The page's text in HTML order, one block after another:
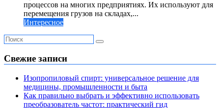
процессов на многих предприятиях. Их используют для
перемещения грузов на складах,...
Интересное
Свежие записи
Изопропиловый спирт: универсальное решение для
медицины, промышленности и быта
Как правильно выбрать и эффективно использовать
преобразователь частот: практический гид